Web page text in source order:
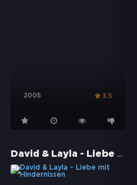
2005 3.5
David & Layla - Liebe mit Hindernissen